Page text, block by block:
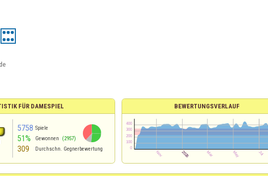
FÜR DAMESPIEL
5758 Spiele
51% Gewonnen (2957)
309 Durchschn. Gegnerbewertung
BEWERTUNGSVERLAUF